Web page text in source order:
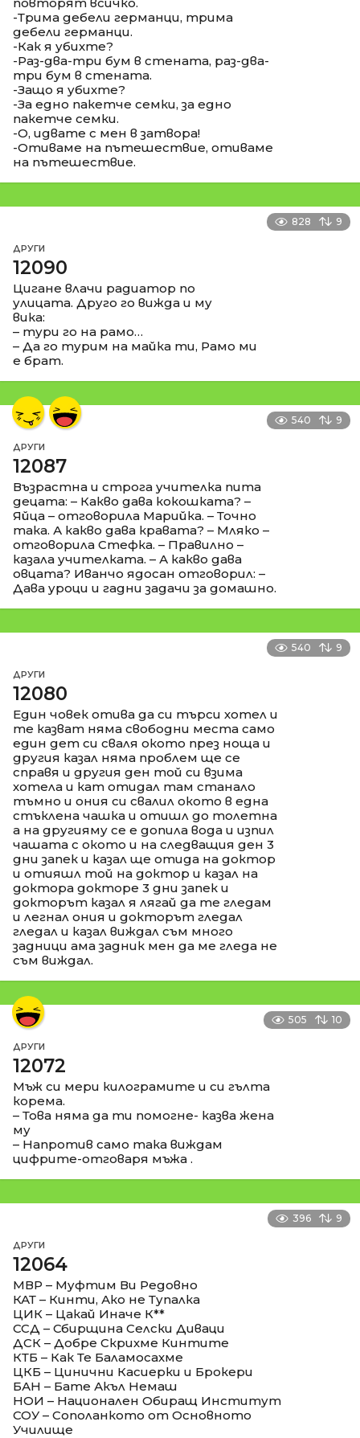
-Трима дебели германци, трима
дебели германци.
-Как я убихте?
-Раз-два-три бум в стената, раз-два-
три бум в стената.
-Защо я убихте?
-За едно пакетче семки, за едно
пакетче семки.
-О, идвате с мен в затвора!
-Отиваме на пътешествие, отиваме
на пътешествие.
828 9
ДРУГИ
12090
Цигане влачи радиатор по
улицата. Друго го вижда и му
вика:
– тури го на рамо…
– Да го турим на майка ти, Рамо ми
е брат.
540 9
ДРУГИ
12087
Възрастна и строга учителка пита
децата: – Какво дава кокошката? –
Яйца – отговорила Марийка. – Точно
така. А какво дава кравата? – Мляко –
отговорила Стефка. – Правилно –
казала учителката. – А какво дава
овцата? Иванчо ядосан отговорил: –
Дава уроци и гадни задачи за домашно.
540 9
ДРУГИ
12080
Един човек отива да си търси хотел и
те казват няма свободни места само
един дет си сваля окото през ноща и
другия казал няма проблем ще се
справя и другия ден той си взима
хотела и кат отидал там станало
тъмно и ония си свалил окото в една
стъклена чашка и отишл до толетна
а на другияму се е допила вода и изпил
чашата с окото и на следващия ден 3
дни запек и казал ще отида на доктор
и отияшл той на доктор и казал на
доктора докторе 3 дни запек и
докторът казал я лягай да те гледам
и легнал ония и докторът гледал
гледал и казал виждал съм много
задници ама задник мен да ме гледа не
съм виждал.
505 10
ДРУГИ
12072
Мъж си мери килограмите и си гълта
корема.
– Това няма да ти помогне- казва жена
му
– Напротив само така виждам
цифрите-отговаря мъжа .
396 9
ДРУГИ
12064
МВР – Муфтим Ви Редовно
КАТ – Кинти, Ако не Тупалка
ЦИК – Цакай Иначе К**
ССД – Сбирщина Селски Диваци
ДСК – Добре Скрихме Кинтите
КТБ – Как Те Баламосахме
ЦКБ – Цинични Касиерки и Брокери
БАН – Бате Акъл Немаш
НОИ – Национален Обиращ Институт
СОУ – Сополанкото от Основното
Училище